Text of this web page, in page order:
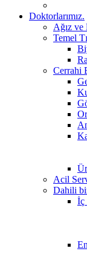
Doktorlarımız.
Ağız ve
Temel
Cerrahi
Acil
Dahili
İç